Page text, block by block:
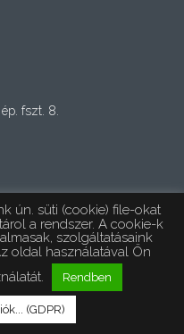
fszt. 8.
Jog Fenntartva |
All Rights Reserved.
ún. süti (cookie) file-okat
a rendszer. A cookie-k
szolgáltatásaink
oldal használatával Ön
Rendben
(GDPR)